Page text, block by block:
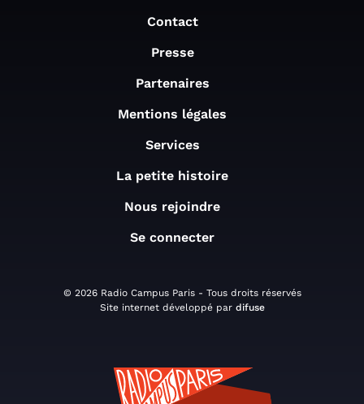
Contact
Presse
Partenaires
Mentions légales
Services
La petite histoire
Nous rejoindre
Se connecter
© 2026 Radio Campus Paris - Tous droits réservés
Site internet développé par difuse